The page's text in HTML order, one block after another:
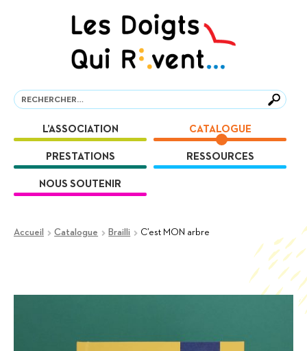
Recherche
Recherche
L’ASSOCIATION CATALOGUE
PRESTATIONS RESSOURCES
NOUS SOUTENIR
Accueil Catalogue Brailli C’est MON arbre